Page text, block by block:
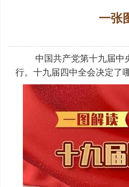
一张
中国共产党第十九届中央
行。十九届四中全会决定了